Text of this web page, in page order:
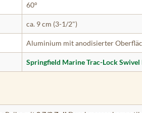
60°
ca. 9 cm (3-1/2")
Aluminium mit anodisierter
Springfield Marine Trac-Lock